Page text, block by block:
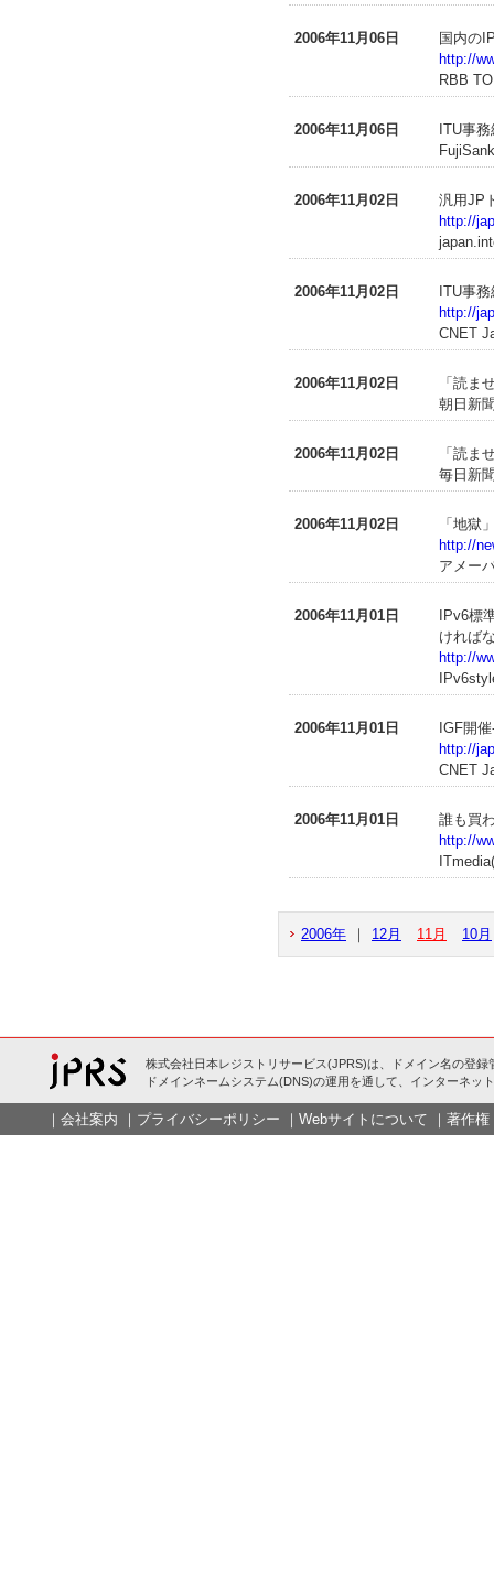
2006年11月06日
国内の
http://
RBB
2006年11月06日
ITU事
2006年11月02日
汎用JP
http://
2006年11月02日
ITU事
http://
CNET
2006年11月02日
「読ま
朝日新
2006年11月02日
「読ま
毎日新
2006年11月02日
「地獄
http://
アメー
2006年11月01日
IPv6標
ければ
http://
2006年11月01日
IGF開
http://
CNET
2006年11月01日
誰も買
http://
2006年 ｜ 12月 11月 10月
株式会社日本レジストリサービス(JPRS)は、ドメイン名の登録
ドメインネームシステム(DNS)の運用を通して、インターネッ
｜ 会社案内 ｜ プライバシーポリシー ｜ Webサイトについて ｜ 著作権